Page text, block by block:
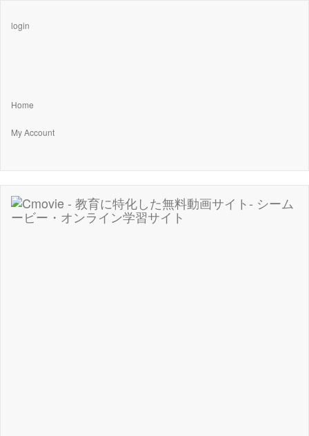
login
Home
My Account